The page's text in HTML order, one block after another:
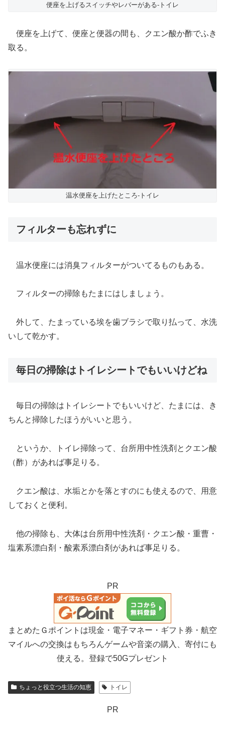
便座を上げるスイッチやレバーがある-トイレ
便座を上げて、便座と便器の間も、クエン酸か酢でふき
取る。
温水便座を上げたところ-トイレ
フィルターも忘れずに
温水便座には消臭フィルターがついてるものもある。
フィルターの掃除もたまにはしましょう。
外して、たまっている埃を歯ブラシで取り払って、水洗
いして乾かす。
毎日の掃除はトイレシートでもいいけどね
毎日の掃除はトイレシートでもいいけど、たまには、き
ちんと掃除したほうがいいと思う。
というか、トイレ掃除って、台所用中性洗剤とクエン酸
（酢）があれば事足りる。
クエン酸は、水垢とかを落とすのにも使えるので、用意
しておくと便利。
他の掃除も、大体は台所用中性洗剤・クエン酸・重曹・
塩素系漂白剤・酸素系漂白剤があれば事足りる。
PR
まとめたＧポイントは現金・電子マネー・ギフト券・航空
マイルへの交換はもちろんゲームや音楽の購入、寄付にも
使える。登録で50Gプレゼント
ちょっと役立つ生活の知恵 トイレ
PR